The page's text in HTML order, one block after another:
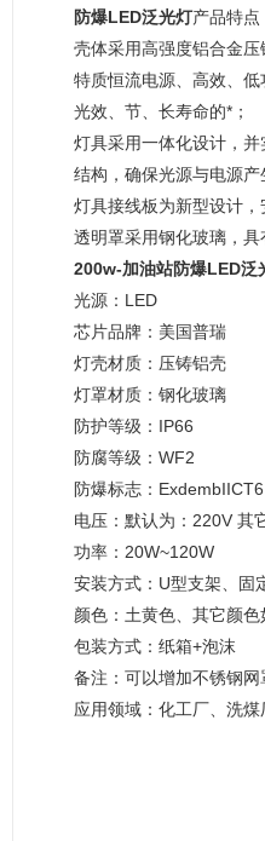
防爆LED泛光灯产品特点
壳体采用高强度铝合金
特质恒流电源、高效、
光效、节、长寿命的*；
灯具采用一体化设计，
结构，确保光源与电源
灯具接线板为新型设计
透明罩采用钢化玻璃，
200w-加油站防爆LED泛
光源：LED
芯片品牌：美国普瑞
灯壳材质：压铸铝壳
灯罩材质：钢化玻璃
防护等级：IP66
防腐等级：WF2
防爆标志：ExdembIICT6
电压：默认为：220V 其
功率：20W~120W
安装方式：U型支架、固
颜色：土黄色、其它颜
包装方式：纸箱+泡沫
备注：可以增加不锈钢
应用领域：化工厂、洗